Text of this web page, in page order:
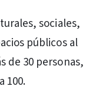
sociales,
públicos al
de 30 personas,
100.